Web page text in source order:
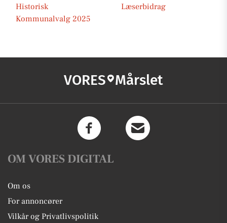
Historisk
Læserbidrag
Kommunalvalg 2025
VORES Mårslet
OM VORES DIGITAL
Om os
For annoncører
Vilkår og Privatlivspolitik